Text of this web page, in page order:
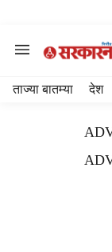
ताज्या बातम्या देश